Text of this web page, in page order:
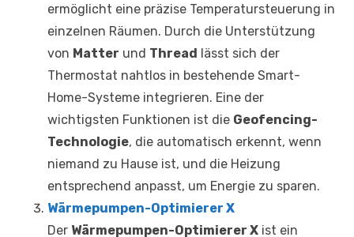
ermöglicht eine präzise Temperatursteuerung in
einzelnen Räumen. Durch die Unterstützung
von Matter und Thread lässt sich der
Thermostat nahtlos in bestehende Smart-
Home-Systeme integrieren. Eine der
wichtigsten Funktionen ist die Geofencing-
Technologie, die automatisch erkennt, wenn
niemand zu Hause ist, und die Heizung
entsprechend anpasst, um Energie zu sparen.
Wärmepumpen-Optimierer X
Der Wärmepumpen-Optimierer X ist ein